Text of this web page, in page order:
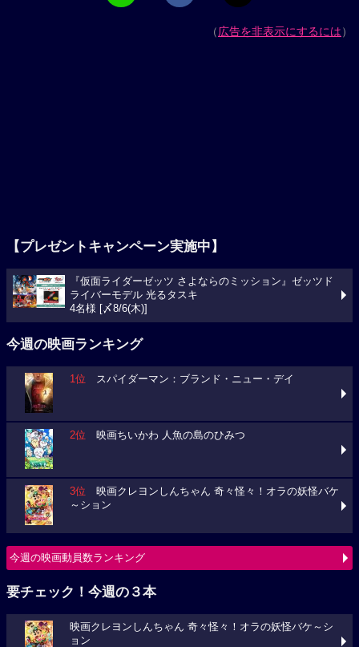
（広告を非表示にするには）
【プレゼントキャンペーン実施中】
『仮面ライダーゼッツ さよならのミッション』ゼッツド
ライバーモデル 光るタスキ
4名様 [〆8/6(木)]
今週の映画ランキング
1位 スパイダーマン：ブランド・ニュー・デイ
2位 映画ちいかわ 人魚の島のひみつ
3位 映画クレヨンしんちゃん 奇々怪々！オラの妖怪バケ
～ション
今週の映画動員数ランキング
要チェック！今週の３本
映画クレヨンしんちゃん 奇々怪々！オラの妖怪バケ～シ
ョン